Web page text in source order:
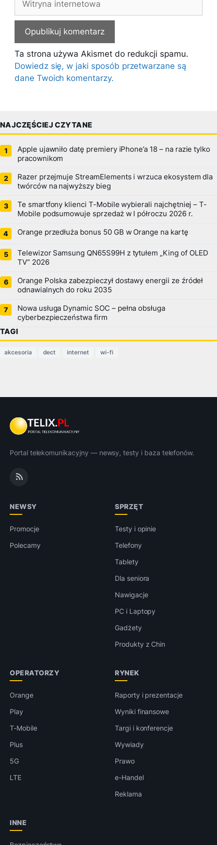
internetowa
Ta strona używa Akismet do redukcji spamu.
Dowiedz się, w jaki sposób przetwarzane są
dane Twoich komentarzy.
NAJCZĘŚCIEJ CZYTANE
Apple ujawniło datę premiery iPhone’a 18 – na razie tylko
pracownikom
Razer przejmuje StreamElements i wrzuca ekosystem dla
twórców na najwyższy bieg
Te smartfony klienci T-Mobile wybierali najchętniej – T-
Mobile podsumowuje sprzedaż w I półroczu 2026 r.
Orange przedłuża bonus 50 GB w Orange na kartę
Telewizor Samsung QN65S99H z tytułem „King of OLED
TV” 2026
Orange Polska zabezpieczył dostawy energii ze źródeł
odnawialnych do roku 2035
Nowa usługa Dynamic SOC – pełna obsługa
cyberbezpieczeństwa firm
TAGI
akcesoria dect internet wi-fi
Portal telekomunikacyjny — newsy, testy i baza telefonów.
NEWSY
Promocje
Polecamy
SPRZĘT
Testy i opinie
Telefony
Tablety
Dla seniora
Nawigacje
PC i Laptopy
Gadżety
Produkty z Chin
OPERATORZY
Orange
Play
T-Mobile
Plus
5G
LTE
RYNEK
Raporty i prezentacje
Wyniki finansowe
Targi i konferencje
Wywiady
Prawo
e-Handel
Reklama
INNE